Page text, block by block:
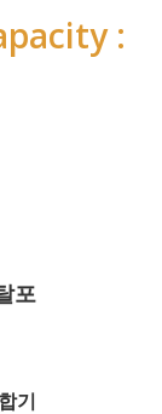
:
포
기